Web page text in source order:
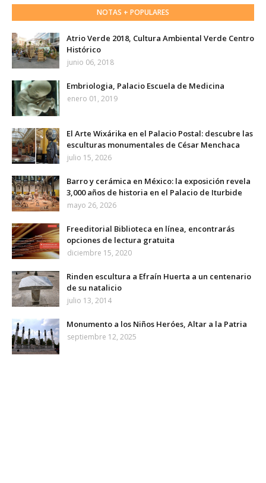
NOTAS + POPULARES
Atrio Verde 2018, Cultura Ambiental Verde Centro
Histórico
junio 06, 2018
Embriologia, Palacio Escuela de Medicina
enero 01, 2019
El Arte Wixárika en el Palacio Postal: descubre las
esculturas monumentales de César Menchaca
julio 15, 2026
Barro y cerámica en México: la exposición revela
3,000 años de historia en el Palacio de Iturbide
mayo 26, 2026
Freeditorial Biblioteca en línea, encontrarás
opciones de lectura gratuita
diciembre 15, 2020
Rinden escultura a Efraín Huerta a un centenario
de su natalicio
julio 13, 2014
Monumento a los Niños Heróes, Altar a la Patria
septiembre 12, 2025